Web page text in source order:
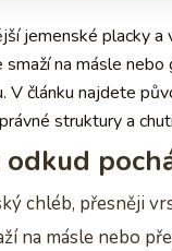
jemenské placky
na másle nebo
V článku najdete
struktury a
odkud
chléb, přesněji
na másle nebo